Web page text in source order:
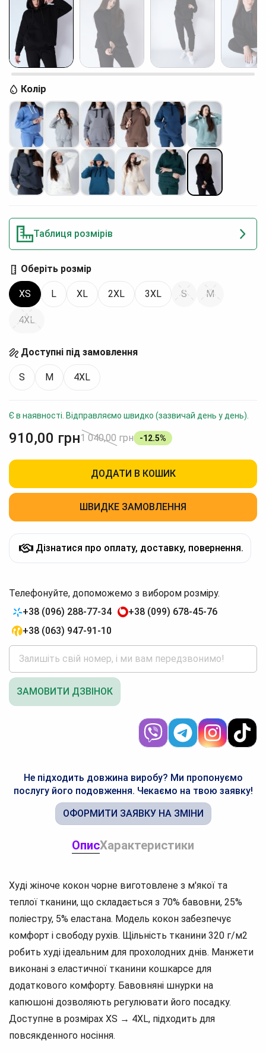
Колір
Таблиця розмірів
Оберіть розмір
XS L XL 2XL 3XL S M
4XL
Доступні під замовлення
S M 4XL
Є в наявності. Відправляємо швидко (зазвичай день у день).
910,00 грн1 040,00 грн -12.5%
ДОДАТИ В КОШИК
ШВИДКЕ ЗАМОВЛЕННЯ
Дізнатися про оплату, доставку, повернення.
Телефонуйте, допоможемо з вибором розміру.
+38 (096) 288-77-34
+38 (099) 678-45-76
+38 (063) 947-91-10
ЗАМОВИТИ ДЗВІНОК
Не підходить довжина виробу? Ми пропонуємо
послугу його подовження. Чекаємо на твою заявку!
ОФОРМИТИ ЗАЯВКУ НА ЗМІНИ
ОписХарактеристики
Худі жіноче кокон чорне виготовлене з м'якої та
теплої тканини, що складається з 70% бавовни, 25%
поліестру, 5% еластана. Модель кокон забезпечує
комфорт і свободу рухів. Щільність тканини 320 г/м2
робить худі ідеальним для прохолодних днів. Манжети
виконані з еластичної тканини кошкарсе для
додаткового комфорту. Бавовняні шнурки на
капюшоні дозволяють регулювати його посадку.
Доступне в розмірах XS → 4XL, підходить для
повсякденного носіння.